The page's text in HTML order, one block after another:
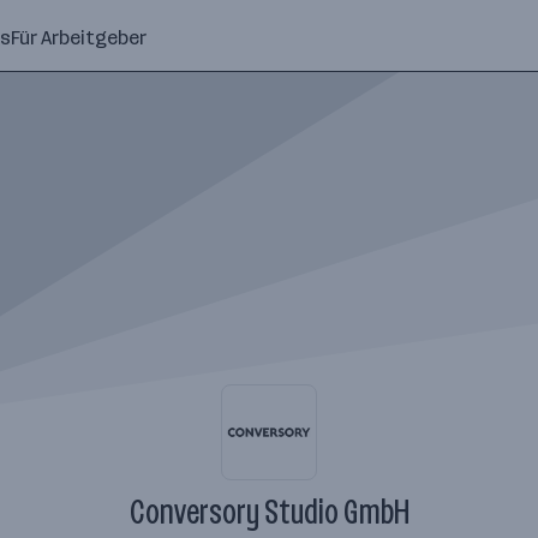
Für Arbeitgeber
Conversory Studio GmbH